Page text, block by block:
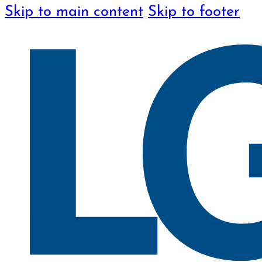
Skip to main content Skip to footer